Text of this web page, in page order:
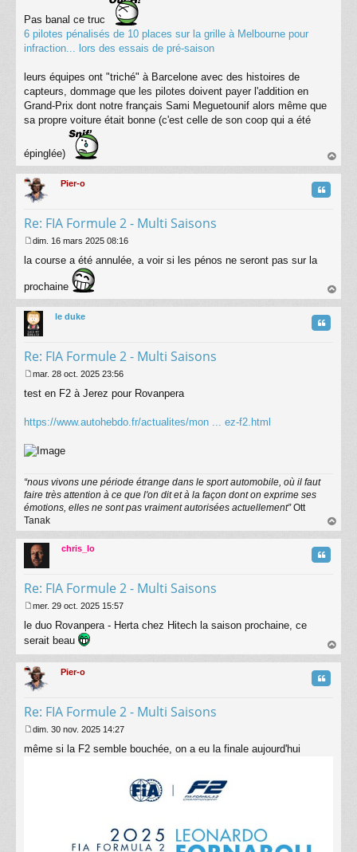
s
a
g
Pas banal ce truc
6 pilotes pénalisés de 10 places sur la grille à Melbourne pour
infraction... lors des essais de pré-saison
leurs équipes ont "triché" à Barcelone avec des histoires de
capteurs, dommage que les pilotes doivent payer l'addition en
Grand-Prix dont notre français Sami Meguetounif alors même que
sa propre voiture était bonne (c'est celle de son coop qui a été
épinglée)
au
Pier-o
Re: FIA Formule 2 - Multi Saisons
Citation
e
s
a
g
e
dim. 16 mars 2025 08:16
la course a été annulée, a voir si les pénos ne seront pas sur la
prochaine
au
le duke
Re: FIA Formule 2 - Multi Saisons
Citation
e
s
a
g
e
mar. 28 oct. 2025 23:56
test en F2 à Jerez pour Rovanpera
https://www.autohebdo.fr/actualites/mon ... ez-f2.html
“nous vivons une période étrange dans le sport automobile, où il faut
faire très attention à ce que l'on dit et à la façon dont on exprime ses
émotions, elles ne sont pas vraiment autorisées actuellement”Ott
Tanak
au
chris_lo
Re: FIA Formule 2 - Multi Saisons
Citation
e
s
a
g
e
mer. 29 oct. 2025 15:57
le duo Rovanpera - Herta chez Hitech la saison prochaine, ce
serait beau
au
Pier-o
Re: FIA Formule 2 - Multi Saisons
Citation
e
dim. 30 nov. 2025 14:27
même si la F2 semble bouchée, on a eu la finale aujourd'hui